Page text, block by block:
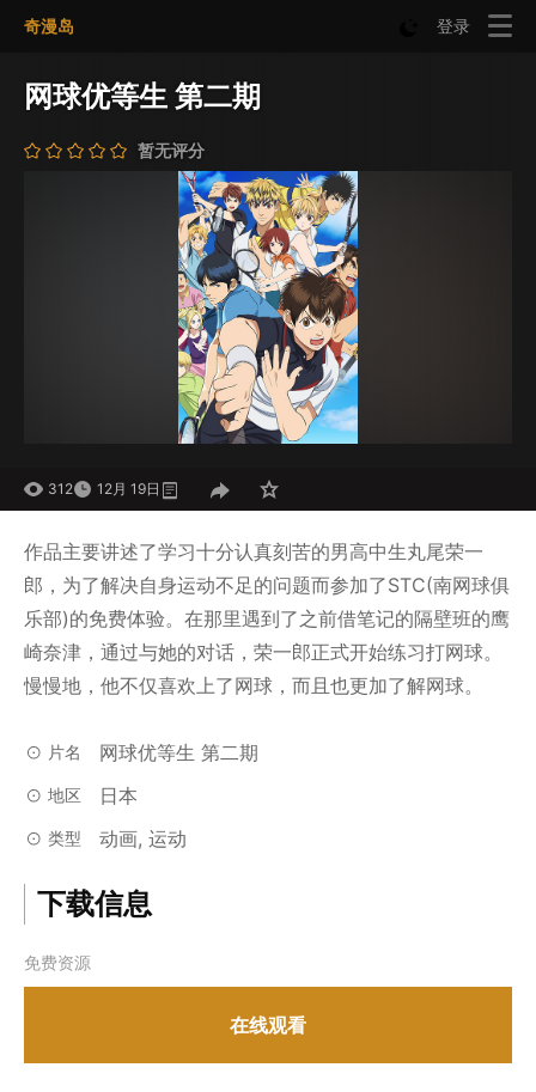
奇漫岛 登录
网球优等生 第二期
暂无评分
312 12月 19日
作品主要讲述了学习十分认真刻苦的男高中生丸尾荣一
郎，为了解决自身运动不足的问题而参加了STC(南网球俱
乐部)的免费体验。在那里遇到了之前借笔记的隔壁班的鹰
崎奈津，通过与她的对话，荣一郎正式开始练习打网球。
慢慢地，他不仅喜欢上了网球，而且也更加了解网球。
片名 网球优等生 第二期
地区 日本
类型 动画, 运动
下载信息
免费资源
在线观看